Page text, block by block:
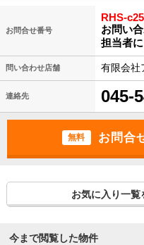
お問合せ番号
RHS-
お問い
担当者に
問い合わせ店舗 有限会社
連絡先 045-
無料
お気に入り一覧
今まで閲覧した物件